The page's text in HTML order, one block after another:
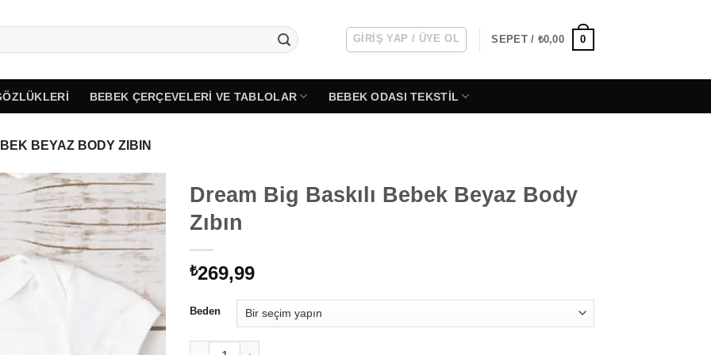
GIRIŞ YAP / ÜYE OL SEPET / ₺0,00 0
BEBEK ÇERÇEVELERI VE TABLOLAR BEBEK ODASI TEKSTIL
BEYAZ BODY ZIBIN
Dream Big Baskılı Bebek Beyaz Body
Zıbın
₺269,99
Beden
Dream Big Baskılı Bebek Beyaz Body Zıbın adet